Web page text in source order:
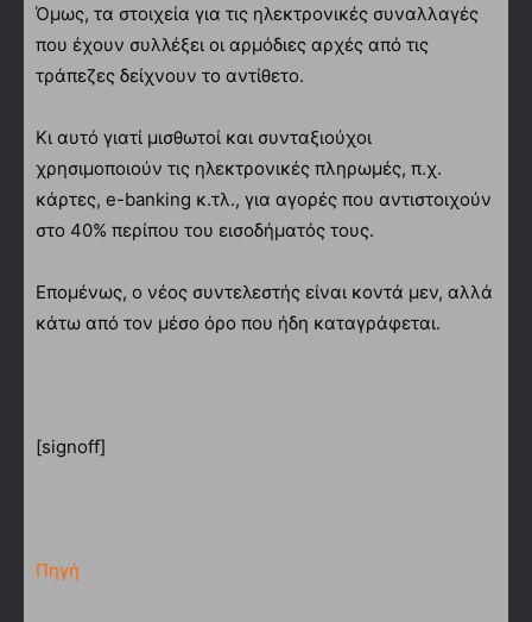
Όμως, τα στοιχεία για τις ηλεκτρονικές συναλλαγές
που έχουν συλλέξει οι αρμόδιες αρχές από τις
τράπεζες δείχνουν το αντίθετο.
Κι αυτό γιατί μισθωτοί και συνταξιούχοι
χρησιμοποιούν τις ηλεκτρονικές πληρωμές, π.χ.
κάρτες, e-banking κ.τλ., για αγορές που αντιστοιχούν
στο 40% περίπου του εισοδήματός τους.
Επομένως, ο νέος συντελεστής είναι κοντά μεν, αλλά
κάτω από τον μέσο όρο που ήδη καταγράφεται.
[signoff]
Πηγή